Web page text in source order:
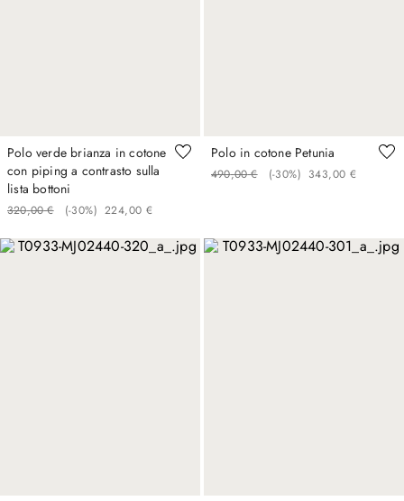
Polo verde brianza in cotone
con piping a contrasto sulla
lista bottoni
320,00 € (-30%) 224,00 €
Polo in cotone Petunia
490,00 € (-30%) 343,00 €